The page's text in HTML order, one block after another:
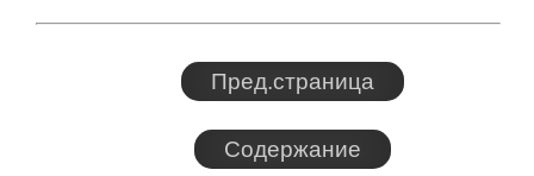
Пред.страница
Содержание